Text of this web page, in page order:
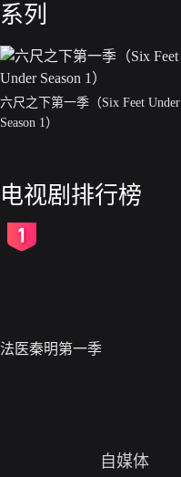
系列
六尺之下第一季（Six Feet Under
Season 1）
电视剧排行榜
法医秦明第一季
自媒体